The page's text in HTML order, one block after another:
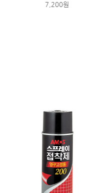
7,200원